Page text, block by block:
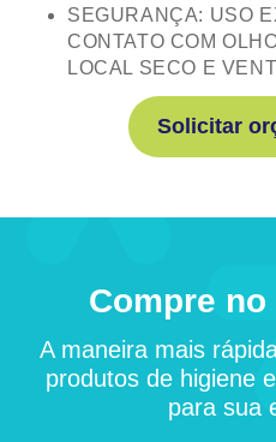
SEGURANÇA: USO
CONTATO COM
LOCAL SECO E
Solicitar
Compre
A maneira mais
produtos de higiene
para sua